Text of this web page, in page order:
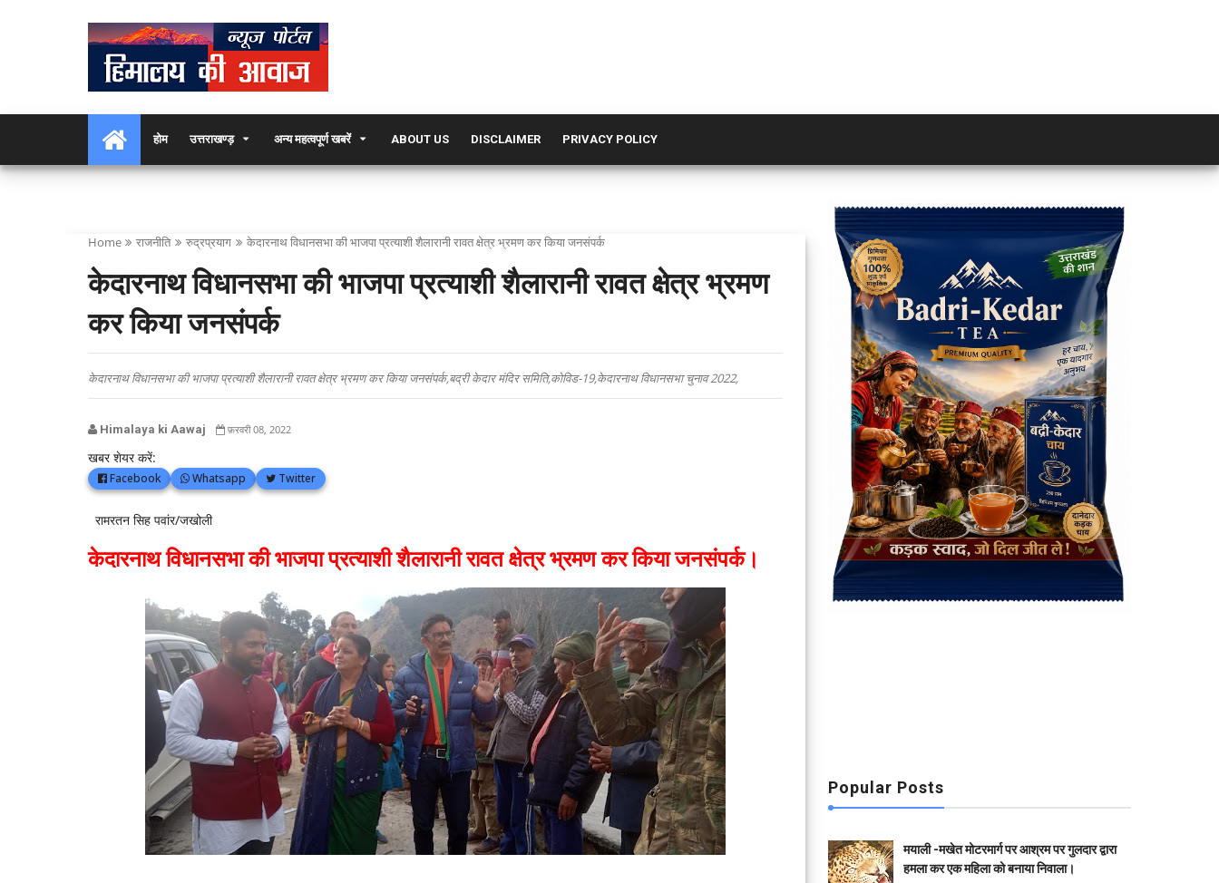
होम उत्तराखण्ड़ अन्य महत्वपूर्ण खबरें ABOUT US DISCLAIMER PRIVACY POLICY
Home राजनीति रुद्रप्रयाग केदारनाथ विधानसभा की भाजपा प्रत्याशी शैलारानी रावत क्षेत्र भ्रमण कर किया जनसंपर्क
केदारनाथ विधानसभा की भाजपा प्रत्याशी शैलारानी रावत क्षेत्र भ्रमण
कर किया जनसंपर्क
केदारनाथ विधानसभा की भाजपा प्रत्याशी शैलारानी रावत क्षेत्र भ्रमण कर किया जनसंपर्क,बद्री केदार मंदिर समिति,कोविड-19,केदारनाथ विधानसभा चुनाव 2022,
Himalaya ki Aawaj फ़रवरी 08, 2022
खबर शेयर करें:
Facebook Whatsapp Twitter
रामरतन सिह पवांर/जखोली
केदारनाथ विधानसभा की भाजपा प्रत्याशी शैलारानी रावत क्षेत्र भ्रमण कर किया जनसंपर्क।
Popular Posts
मयाली -मखेत मोटरमार्ग पर आश्रम पर गुलदार द्वारा
हमला कर एक महिला को बनाया निवाला।